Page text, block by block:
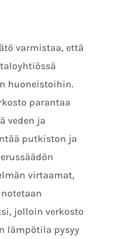
varmistaa, että
huoneistoihin.
parantaa
veden ja
putkiston ja
virtaamat,
jolloin verkosto
lämpötila pysyy